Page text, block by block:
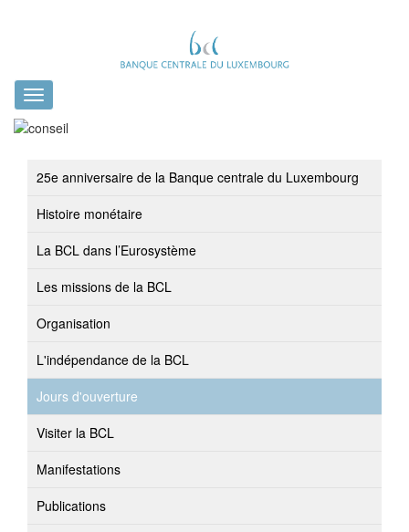
Toggle
navigation
25e anniversaire de la Banque centrale du Luxembourg
Histoire monétaire
La BCL dans l’Eurosystème
Les missions de la BCL
Organisation
L'indépendance de la BCL
Jours d'ouverture
Visiter la BCL
Manifestations
Publications